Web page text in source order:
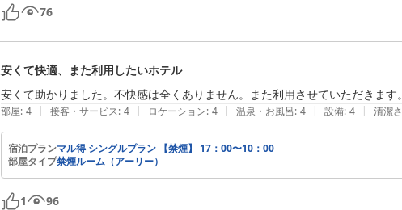
76
安くて快適、また利用したいホテル
安くて助かりました。不快感は全くありません。また利用させていただきます。
部屋: 4 | 接客・サービス: 4 | ロケーション: 4 | 温泉・お風呂: 4 | 設備: 4 | 清潔さ
宿泊プランマル得 シングルプラン 【禁煙】 17：00〜10：00
部屋タイプ禁煙ルーム（アーリー）
1 96